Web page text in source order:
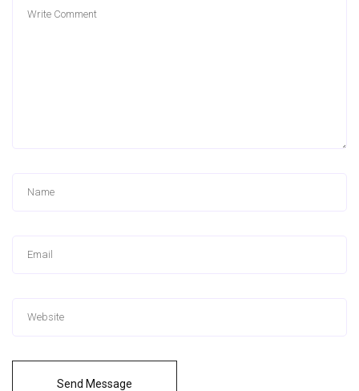
Send Message